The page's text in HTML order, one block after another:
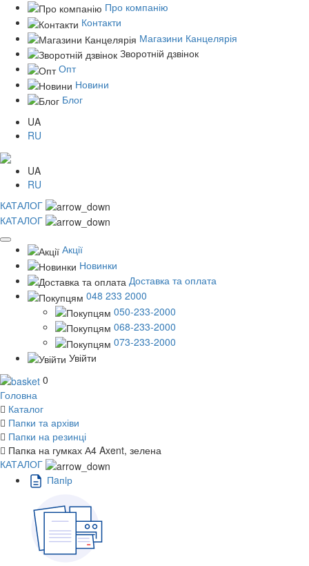
Про компанію
Контакти
Магазини Канцелярія
Зворотній дзвінок
Опт
Новини
Блог
UA
RU
UA
RU
КАТАЛОГ
КАТАЛОГ
Акції
Новинки
Доставка та оплата
048 233 2000
050-233-2000
068-233-2000
073-233-2000
Увійти
0
Головна
Каталог
Папки та архіви
Папки на резинці
Папка на гумках А4 Axent, зелена
КАТАЛОГ
Пaпiр